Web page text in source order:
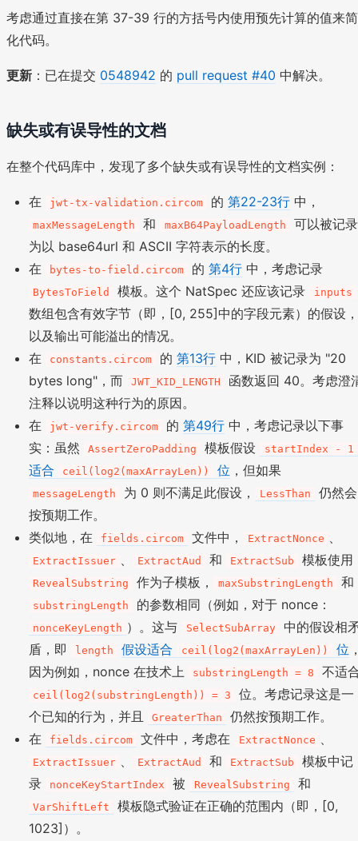
考虑通过直接在第 37-39 行的方括号内使用预先计算的值来简
化代码。
更新 ：已在提交 0548942 的 pull request #40 中解决。
缺失或有误导性的文档
在整个代码库中，发现了多个缺失或有误导性的文档实例：
在 jwt-tx-validation.circom 的第22-23行 中，
maxMessageLength 和 maxB64PayloadLength
可以被记录
为以 base64url 和 ASCII 字符表示的长度。
在
bytes-to-field.circom 的第4行 中，考虑记录
BytesToField 模板。这个 NatSpec 还应该记录 inputs
数组包含有效字节（即，[0, 255]中的字段元素）的假设，
以及输出可能溢出的情况。
在
constants.circom 的第13行 中，KID 被记录为 "20
bytes long"，而
JWT_KID_LENGTH
函数返回 40。考虑澄
注释以说明这种行为的原因。
在
jwt-verify.circom 的第49行 中，考虑记录以下事
实：虽然
AssertZeroPadding 模板假设 startIndex - 1
适合 ceil(log2(maxArrayLen)) 位 ，但如果
messageLength 为 0 则不满足此假设， LessThan
仍然会
按预期工作。
类似地，在
fields.circom 文件中， ExtractNonce
ExtractIssuer ExtractAud 和 ExtractSub 模板使用
RevealSubstring 作为子模板， maxSubstringLength 和
substringLength 的参数相同（例如，对于 nonce：
nonceKeyLength ）。这与 SelectSubArray
中的假设相
盾，即
length 假设适合 ceil(log2(maxArrayLen)) 位
因为例如，nonce 在技术上
substringLength = 8 不适
ceil(log2(substringLength)) = 3
位。考虑记录这是一
个已知的行为，并且
GreaterThan
仍然按预期工作。
在
fields.circom 文件中，考虑在 ExtractNonce
ExtractIssuer ExtractAud 和 ExtractSub
模板中记
录
nonceKeyStartIndex 被 RevealSubstring 和
VarShiftLeft
模板隐式验证在正确的范围内（即，[0,
1023]）。